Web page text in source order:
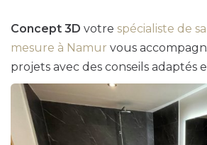
Concept 3D votre spécialiste de
mesure à Namur vous
projets avec des conseils adaptés